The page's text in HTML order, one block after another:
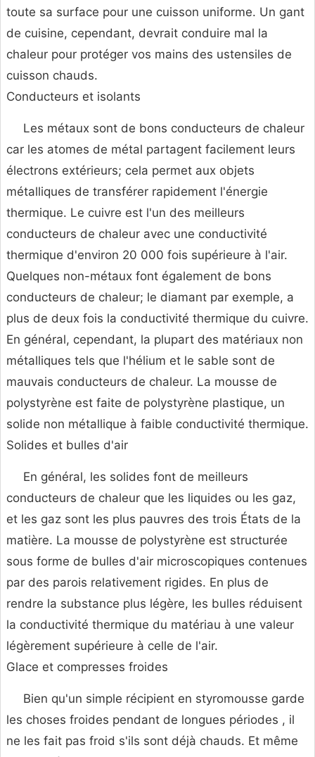
toute sa surface pour une cuisson uniforme. Un gant
de cuisine, cependant, devrait conduire mal la
chaleur pour protéger vos mains des ustensiles de
cuisson chauds.
Conducteurs et isolants
Les métaux sont de bons conducteurs de chaleur
car les atomes de métal partagent facilement leurs
électrons extérieurs; cela permet aux objets
métalliques de transférer rapidement l'énergie
thermique. Le cuivre est l'un des meilleurs
conducteurs de chaleur avec une conductivité
thermique d'environ 20 000 fois supérieure à l'air.
Quelques non-métaux font également de bons
conducteurs de chaleur; le diamant par exemple, a
plus de deux fois la conductivité thermique du cuivre.
En général, cependant, la plupart des matériaux non
métalliques tels que l'hélium et le sable sont de
mauvais conducteurs de chaleur. La mousse de
polystyrène est faite de polystyrène plastique, un
solide non métallique à faible conductivité thermique.
Solides et bulles d'air
En général, les solides font de meilleurs
conducteurs de chaleur que les liquides ou les gaz,
et les gaz sont les plus pauvres des trois États de la
matière. La mousse de polystyrène est structurée
sous forme de bulles d'air microscopiques contenues
par des parois relativement rigides. En plus de
rendre la substance plus légère, les bulles réduisent
la conductivité thermique du matériau à une valeur
légèrement supérieure à celle de l'air.
Glace et compresses froides
Bien qu'un simple récipient en styromousse garde
les choses froides pendant de longues périodes , il
ne les fait pas froid s'ils sont déjà chauds. Et même